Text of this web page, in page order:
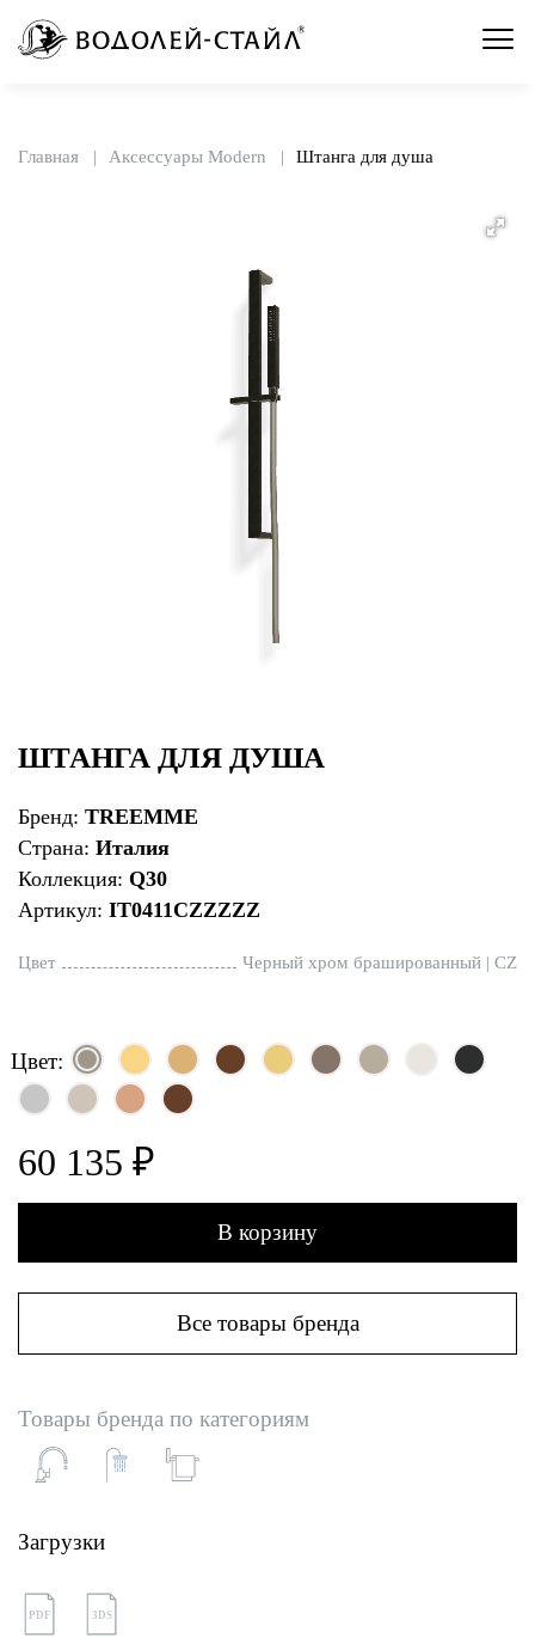
Главная Аксессуары Modern Штанга для душа
ШТАНГА ДЛЯ ДУША
Бренд: TREEMME
Страна: Италия
Коллекция: Q30
Артикул: IT0411CZZZZZ
Цвет Черный хром брашированный | CZ
Цвет:
60 135 ₽
В корзину
Все товары бренда
Товары бренда по категориям
Загрузки
PDF 3DS